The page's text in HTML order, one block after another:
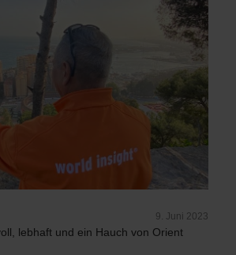
lebhaft und ein Hauch von Orient
9. Juni 2023